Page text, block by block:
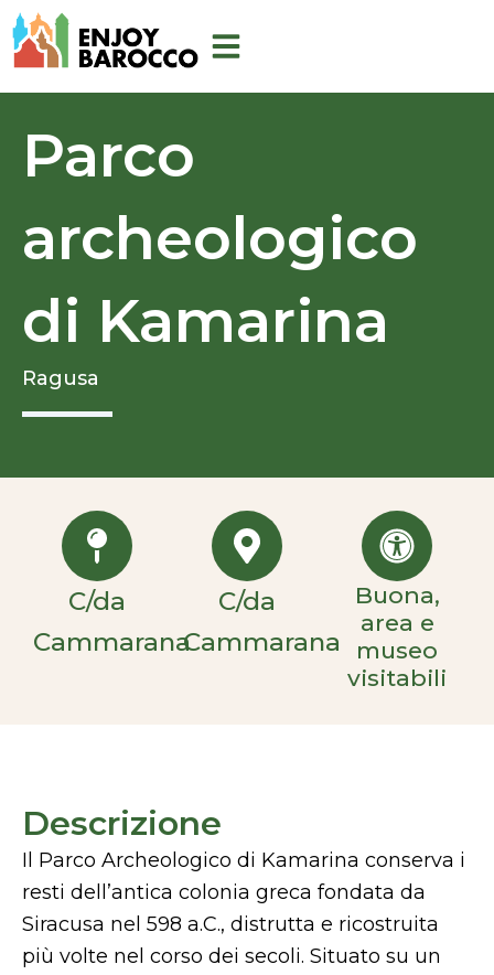
Vai
al
Parco
archeologico
di Kamarina
Ragusa
C/da
Cammarana
C/da
Cammarana
Buona,
area e
museo
visitabili
Descrizione
Il Parco Archeologico di Kamarina conserva i
resti dell’antica colonia greca fondata da
Siracusa nel 598 a.C., distrutta e ricostruita
più volte nel corso dei secoli. Situato su un